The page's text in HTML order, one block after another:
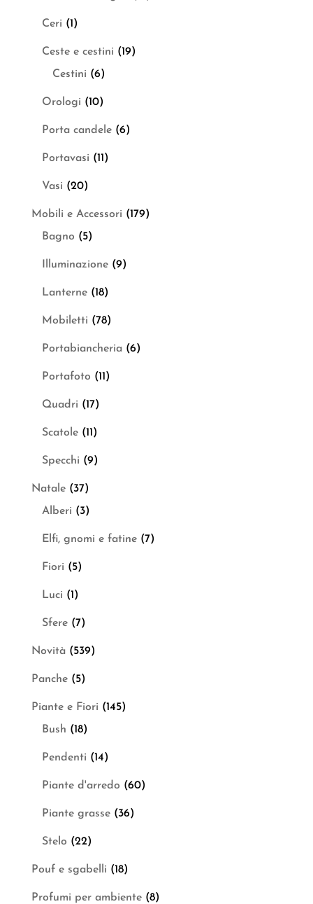
Ceri (1)
Ceste e cestini (19)
Cestini (6)
Orologi (10)
Porta candele (6)
Portavasi (11)
Vasi (20)
Mobili e Accessori (179)
Bagno (5)
Illuminazione (9)
Lanterne (18)
Mobiletti (78)
Portabiancheria (6)
Portafoto (11)
Quadri (17)
Scatole (11)
Specchi (9)
Natale (37)
Alberi (3)
Elfi, gnomi e fatine (7)
Fiori (5)
Luci (1)
Sfere (7)
Novità (539)
Panche (5)
Piante e Fiori (145)
Bush (18)
Pendenti (14)
Piante d'arredo (60)
Piante grasse (36)
Stelo (22)
Pouf e sgabelli (18)
Profumi per ambiente (8)